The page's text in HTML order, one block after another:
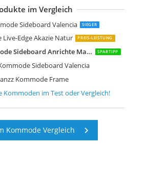
im Vergleich
Sideboard Valencia SIEGER
Live-Edge Akazie Natur PREIS-LEISTUNG
Schubladen Kommode Sideboard Anrichte Marbella in Hochglanz SPARTIPP
Sideboard Valencia
Kommode Frame
Ibbe Design Schwarz Sideboard
DELIFE Kommode Eloi Akazie Natur
Mayaadi-Home Kommode
Vladon Kommode Sideboard Pavos
Capri Schlafzimmer Kommode in
Masseno Kommode TRES 160 cm
Wumagin Kommode mit 10
Kommoden im Test oder Vergleich!
Kommode Vergleich